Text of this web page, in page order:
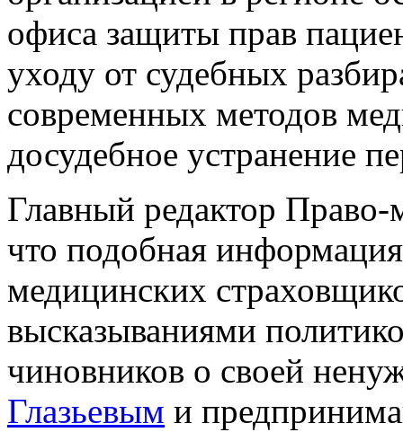
офиса защиты прав
уходу от судебных
современных методов
досудебное устранение
Главный редактор
что подобная
медицинских
высказываниями
чиновников о своей
Глазьевым и